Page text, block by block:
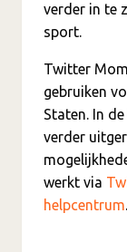
verder in te
sport.
Twitter
gebruiken
Staten. In
verder
werkt via
helpcentrum.